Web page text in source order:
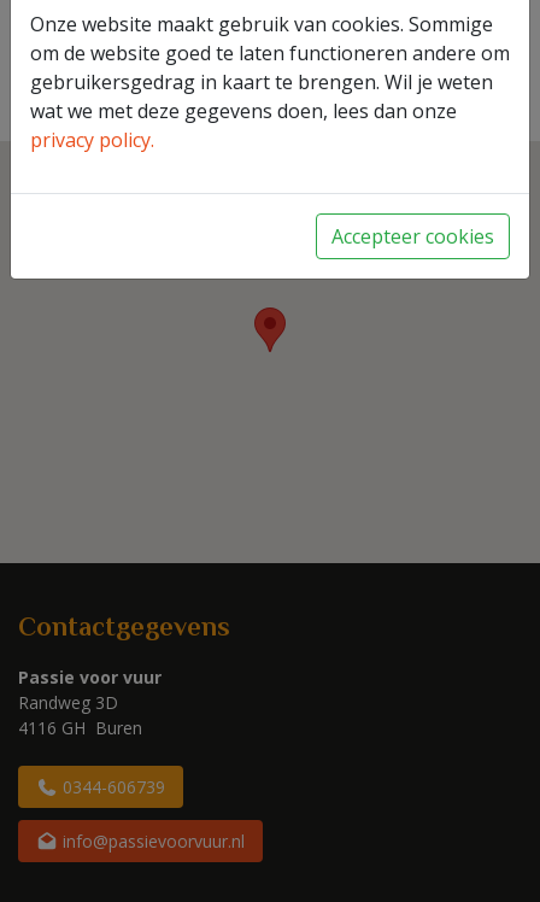
Jotul F105
Terug naar overzicht
Contactgegevens
Passie voor vuur
Randweg 3D
4116 GH Buren
0344-606739
info@passievoorvuur.nl
Onze website maakt gebruik van cookies. Sommige
om de website goed te laten functioneren andere om
gebruikersgedrag in kaart te brengen. Wil je weten
wat we met deze gegevens doen, lees dan onze
privacy policy.
Accepteer cookies